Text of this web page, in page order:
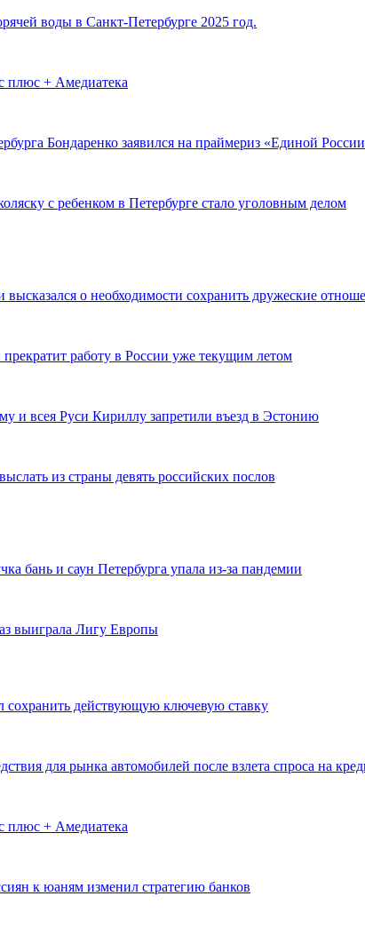
воды в Санкт-Петербурге 2025 год.
плюс + Амедиатека
Бондаренко заявился на праймериз «Единой
с ребенком в Петербурге стало уголовным делом
о необходимости сохранить дружеские
работу в России уже текущим летом
и всея Руси Кириллу запретили въезд в Эстонию
из страны девять российских послов
бань и саун Петербурга упала из-за пандемии
выиграла Лигу Европы
действующую ключевую ставку
для рынка автомобилей после взлета спроса на
плюс + Амедиатека
к юаням изменил стратегию банков